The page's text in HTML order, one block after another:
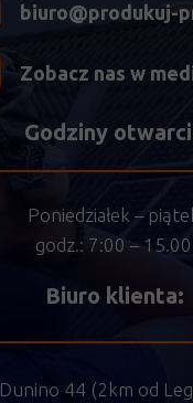
Zobacz nas w
biuro@produkuj-
Godziny
Poniedziałek –
godz.: 7:00 – 15.00
Biuro klienta:
Dunino 44 (2km od